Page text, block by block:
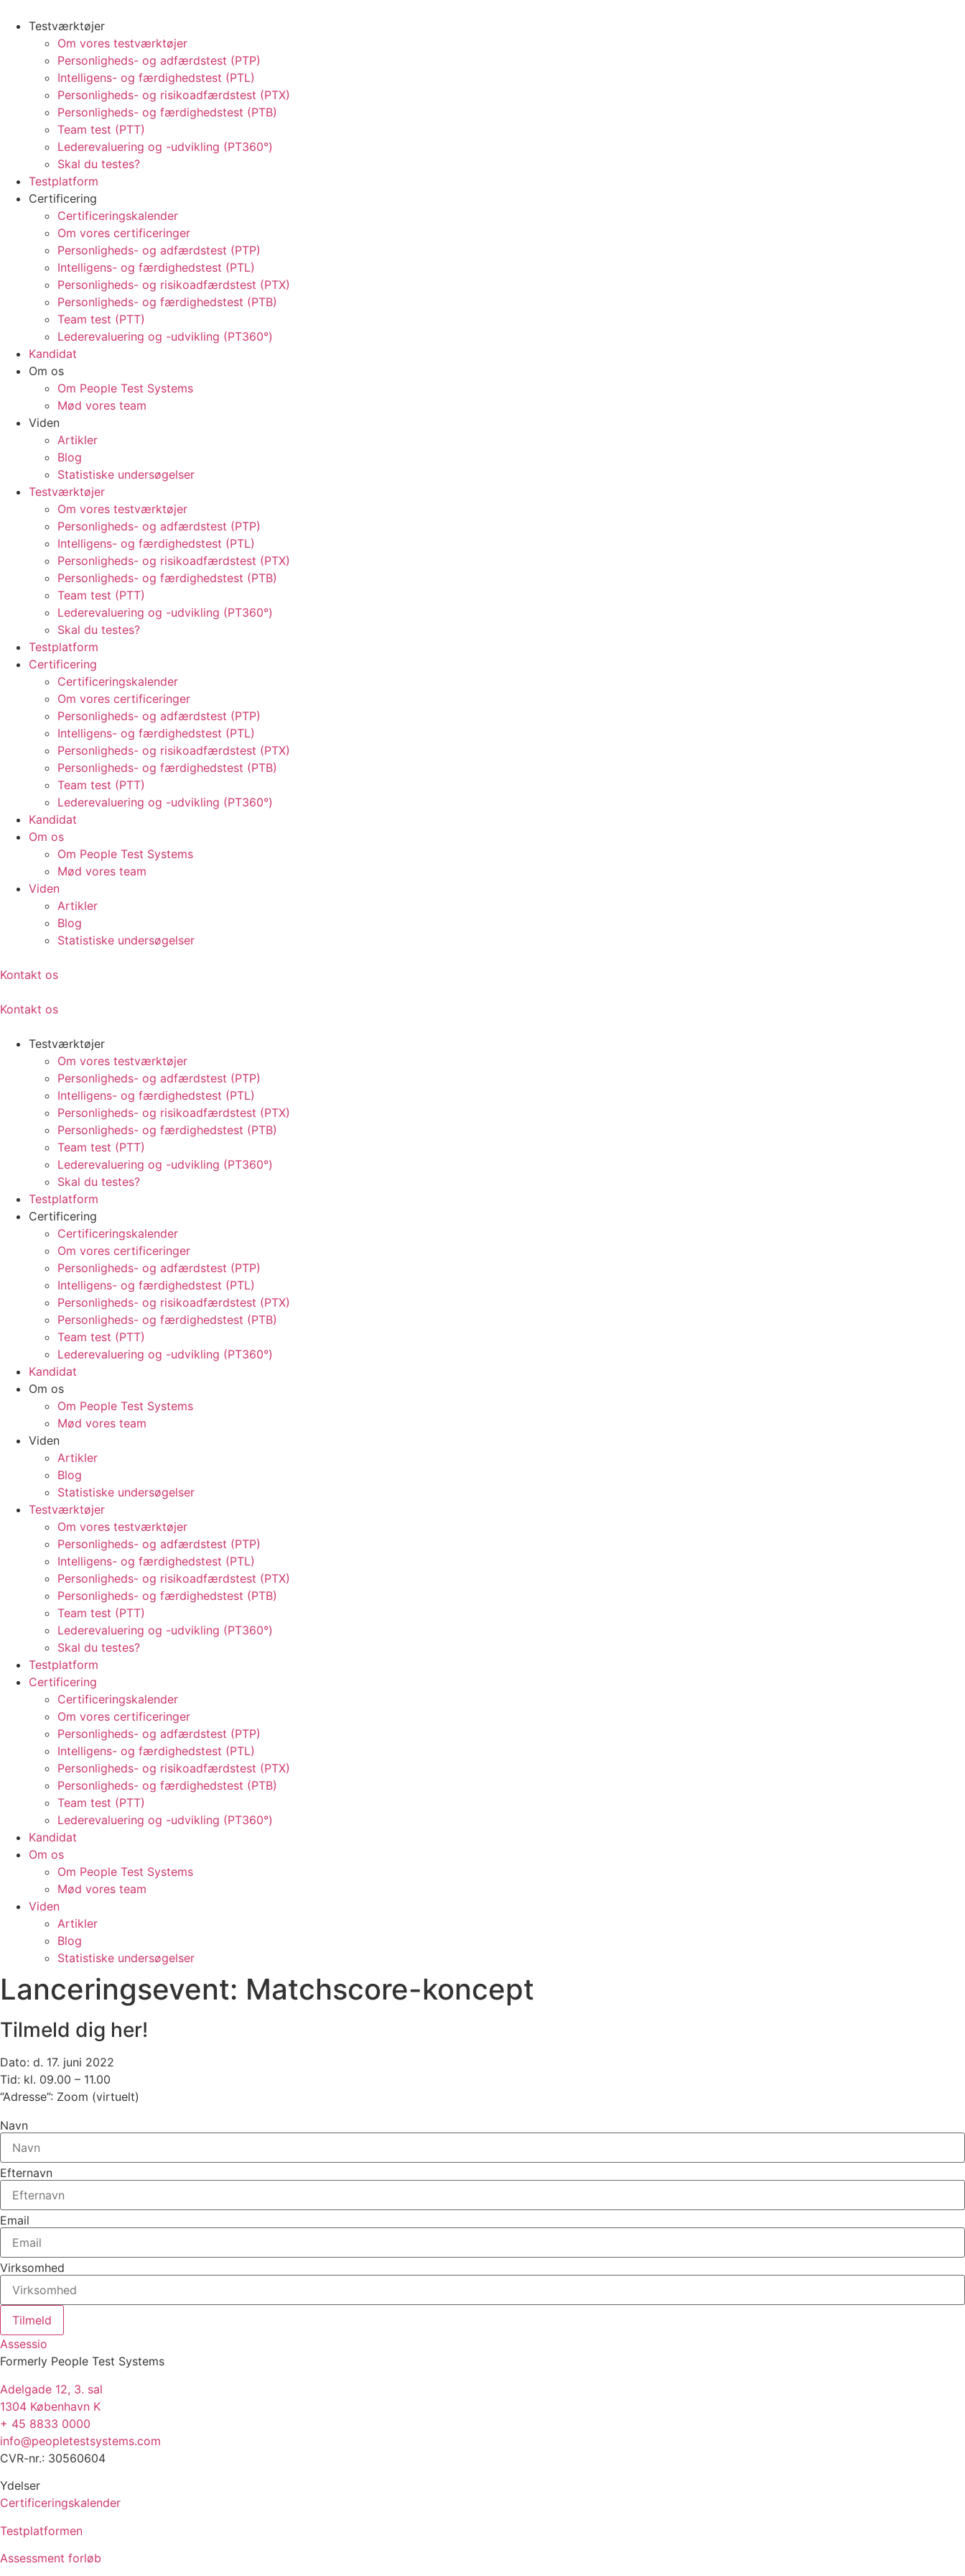
Testværktøjer
Om vores testværktøjer
Personligheds- og adfærdstest (PTP)
Intelligens- og færdighedstest (PTL)
Personligheds- og risikoadfærdstest (PTX)
Personligheds- og færdighedstest (PTB)
Team test (PTT)
Lederevaluering og -udvikling (PT360°)
Skal du testes?
Testplatform
Certificering
Certificeringskalender
Om vores certificeringer
Personligheds- og adfærdstest (PTP)
Intelligens- og færdighedstest (PTL)
Personligheds- og risikoadfærdstest (PTX)
Personligheds- og færdighedstest (PTB)
Team test (PTT)
Lederevaluering og -udvikling (PT360°)
Kandidat
Om os
Om People Test Systems
Mød vores team
Viden
Artikler
Blog
Statistiske undersøgelser
Testværktøjer
Om vores testværktøjer
Personligheds- og adfærdstest (PTP)
Intelligens- og færdighedstest (PTL)
Personligheds- og risikoadfærdstest (PTX)
Personligheds- og færdighedstest (PTB)
Team test (PTT)
Lederevaluering og -udvikling (PT360°)
Skal du testes?
Testplatform
Certificering
Certificeringskalender
Om vores certificeringer
Personligheds- og adfærdstest (PTP)
Intelligens- og færdighedstest (PTL)
Personligheds- og risikoadfærdstest (PTX)
Personligheds- og færdighedstest (PTB)
Team test (PTT)
Lederevaluering og -udvikling (PT360°)
Kandidat
Om os
Om People Test Systems
Mød vores team
Viden
Artikler
Blog
Statistiske undersøgelser
Kontakt os
Kontakt os
Testværktøjer
Om vores testværktøjer
Personligheds- og adfærdstest (PTP)
Intelligens- og færdighedstest (PTL)
Personligheds- og risikoadfærdstest (PTX)
Personligheds- og færdighedstest (PTB)
Team test (PTT)
Lederevaluering og -udvikling (PT360°)
Skal du testes?
Testplatform
Certificering
Certificeringskalender
Om vores certificeringer
Personligheds- og adfærdstest (PTP)
Intelligens- og færdighedstest (PTL)
Personligheds- og risikoadfærdstest (PTX)
Personligheds- og færdighedstest (PTB)
Team test (PTT)
Lederevaluering og -udvikling (PT360°)
Kandidat
Om os
Om People Test Systems
Mød vores team
Viden
Artikler
Blog
Statistiske undersøgelser
Testværktøjer
Om vores testværktøjer
Personligheds- og adfærdstest (PTP)
Intelligens- og færdighedstest (PTL)
Personligheds- og risikoadfærdstest (PTX)
Personligheds- og færdighedstest (PTB)
Team test (PTT)
Lederevaluering og -udvikling (PT360°)
Skal du testes?
Testplatform
Certificering
Certificeringskalender
Om vores certificeringer
Personligheds- og adfærdstest (PTP)
Intelligens- og færdighedstest (PTL)
Personligheds- og risikoadfærdstest (PTX)
Personligheds- og færdighedstest (PTB)
Team test (PTT)
Lederevaluering og -udvikling (PT360°)
Kandidat
Om os
Om People Test Systems
Mød vores team
Viden
Artikler
Blog
Statistiske undersøgelser
Lanceringsevent: Matchscore-koncept
Tilmeld dig her!
Dato: d. 17. juni 2022
Tid: kl. 09.00 – 11.00
“Adresse”: Zoom (virtuelt)
Navn
Efternavn
Email
Virksomhed
Tilmeld
Assessio
Formerly People Test Systems
Adelgade 12, 3. sal
1304 København K
+ 45 8833 0000
info@peopletestsystems.com
CVR-nr.: 30560604
Ydelser
Certificeringskalender
Testplatformen
Assessment forløb